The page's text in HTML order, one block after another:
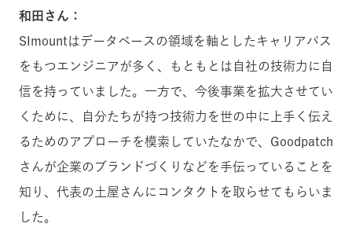
和田さん：
SImountはデータベースの領域を軸としたキャリアパス
をもつエンジニアが多く、もともとは自社の技術力に自
信を持っていました。一方で、今後事業を拡大させてい
くために、自分たちが持つ技術力を世の中に上手く伝え
るためのアプローチを模索していたなかで、Goodpatch
さんが企業のブランドづくりなどを手伝っていることを
知り、代表の土屋さんにコンタクトを取らせてもらいま
した。